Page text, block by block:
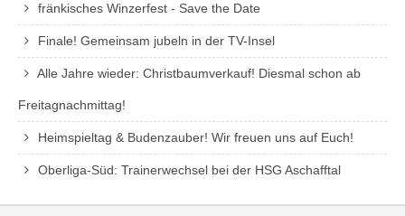
fränkisches Winzerfest - Save the Date
Finale! Gemeinsam jubeln in der TV-Insel
Alle Jahre wieder: Christbaumverkauf! Diesmal schon ab
Freitagnachmittag!
Heimspieltag & Budenzauber! Wir freuen uns auf Euch!
Oberliga-Süd: Trainerwechsel bei der HSG Aschafftal